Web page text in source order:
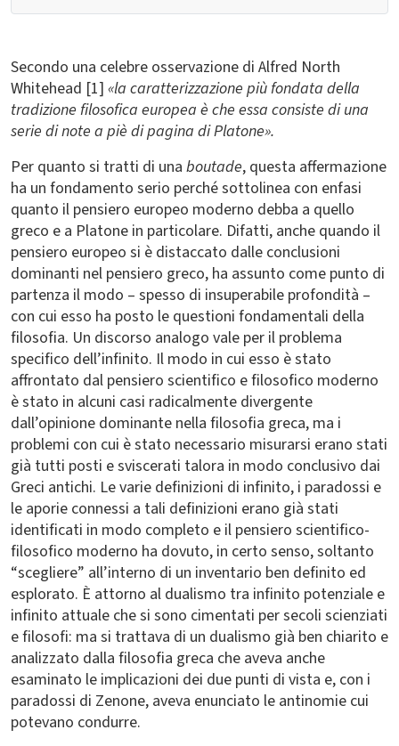
Secondo una celebre osservazione di Alfred North
Whitehead [1] «la caratterizzazione più fondata della
tradizione filosofica europea è che essa consiste di una
serie di note a piè di pagina di Platone».
Per quanto si tratti di una boutade, questa affermazione
ha un fondamento serio perché sottolinea con enfasi
quanto il pensiero europeo moderno debba a quello
greco e a Platone in particolare. Difatti, anche quando il
pensiero europeo si è distaccato dalle conclusioni
dominanti nel pensiero greco, ha assunto come punto di
partenza il modo – spesso di insuperabile profondità –
con cui esso ha posto le questioni fondamentali della
filosofia. Un discorso analogo vale per il problema
specifico dell’infinito. Il modo in cui esso è stato
affrontato dal pensiero scientifico e filosofico moderno
è stato in alcuni casi radicalmente divergente
dall’opinione dominante nella filosofia greca, ma i
problemi con cui è stato necessario misurarsi erano stati
già tutti posti e sviscerati talora in modo conclusivo dai
Greci antichi. Le varie definizioni di infinito, i paradossi e
le aporie connessi a tali definizioni erano già stati
identificati in modo completo e il pensiero scientifico-
filosofico moderno ha dovuto, in certo senso, soltanto
“scegliere” all’interno di un inventario ben definito ed
esplorato. È attorno al dualismo tra infinito potenziale e
infinito attuale che si sono cimentati per secoli scienziati
e filosofi: ma si trattava di un dualismo già ben chiarito e
analizzato dalla filosofia greca che aveva anche
esaminato le implicazioni dei due punti di vista e, con i
paradossi di Zenone, aveva enunciato le antinomie cui
potevano condurre.